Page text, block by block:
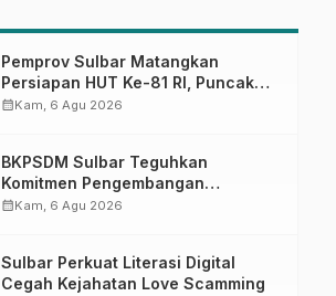
Pemprov Sulbar Matangkan
Persiapan HUT Ke-81 RI, Puncak
Upacara di Lapangan Ahmad
calendar_monthKam, 6 Agu 2026
BKPSDM Sulbar Teguhkan
Komitmen Pengembangan
Kompetensi ASN melalui
calendar_monthKam, 6 Agu 2026
Sulbar Perkuat Literasi Digital
Cegah Kejahatan Love Scamming